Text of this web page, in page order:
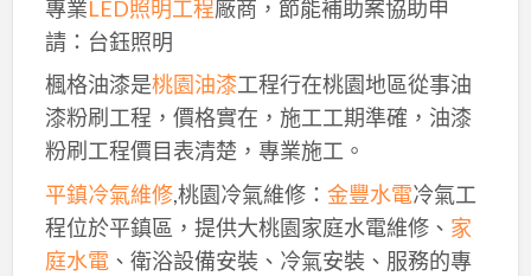
專業LED照明工程廠商，節能補助案協助申
請：台鈺照明
楓格油漆是桃園油漆工程行在桃園地區從事油
漆粉刷工程，價格實在，施工工期準確，油漆
粉刷工程價目表清楚，專業施工。
平鎮冷氣維修,桃園冷氣維修： 金豐水電冷氣工
程位於平鎮區，提供大桃園家庭水電維修、 家
庭水電、衛浴設備安裝、冷氣安裝、服務的專